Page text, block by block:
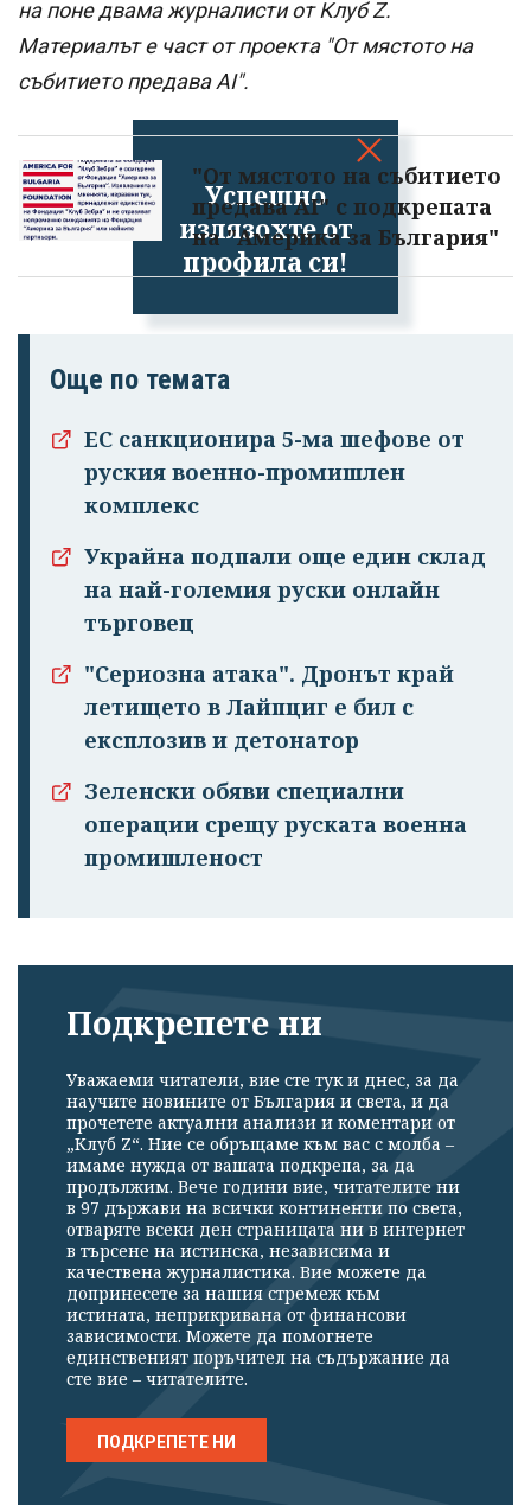
Успешно
излязохте от
профила си!
на поне двама журналисти от Клуб Z.
Материалът е част от проекта "От мястото на
събитието предава AI".
"От мястото на събитието
предава AI" с подкрепата
на "Америка за България"
Още по темата
ЕС санкционира 5-ма шефове от
руския военно-промишлен
комплекс
Украйна подпали още един склад
на най-големия руски онлайн
търговец
"Сериозна атака". Дронът край
летището в Лайпциг е бил с
експлозив и детонатор
Зеленски обяви специални
операции срещу руската военна
промишленост
Подкрепете ни
Уважаеми читатели, вие сте тук и днес, за да
научите новините от България и света, и да
прочетете актуални анализи и коментари от
„Клуб Z“. Ние се обръщаме към вас с молба –
имаме нужда от вашата подкрепа, за да
продължим. Вече години вие, читателите ни
в 97 държави на всички континенти по света,
отваряте всеки ден страницата ни в интернет
в търсене на истинска, независима и
качествена журналистика. Вие можете да
допринесете за нашия стремеж към
истината, неприкривана от финансови
зависимости. Можете да помогнете
единственият поръчител на съдържание да
сте вие – читателите.
ПОДКРЕПЕТЕ НИ